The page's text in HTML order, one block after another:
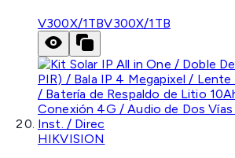
V300X/1TBV300X/1TB
HIKVISION